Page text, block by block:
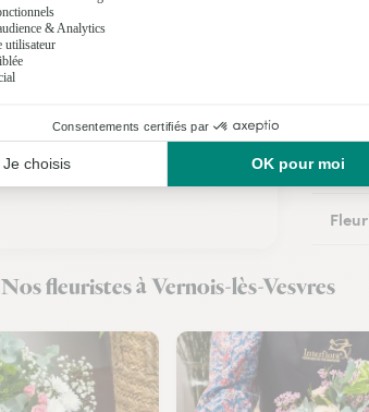
Nos fleuristes à Vernois-lès-Vesvres